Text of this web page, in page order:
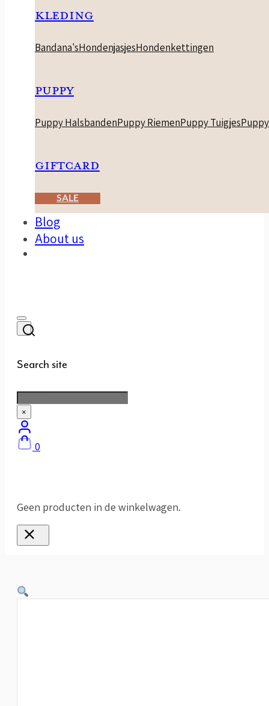
KLEDING
Bandana'sHondenjasjesHondenkettingen
PUPPY
Puppy HalsbandenPuppy RiemenPuppy Tuigjes
GIFTCARD
SALE
Blog
About us
Search site
Zoeken
×
0
Geen producten in de winkelwagen.